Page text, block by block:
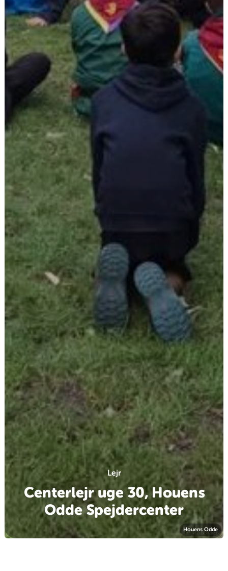
Lejr
Centerlejr uge 30, Houens
Odde Spejdercenter
Houens Odde